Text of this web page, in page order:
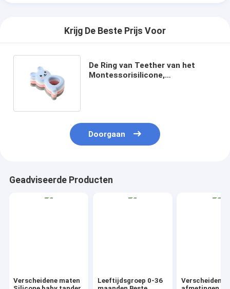
Krijg De Beste Prijs Voor
De Ring van Teether van het
Montessorisilicone,
Doorgaan
Geadviseerde Producten
Verscheidene maten
Leeftijdsgroep 0-36
Verscheidene